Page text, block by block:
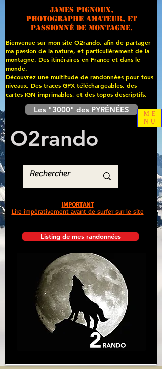
James PIGNOUX,
photographe amateur, et
passionné de montagne.
Bienvenue sur mon site O2rando, afin de partager
ma passion de la nature, et particulièrement de la
montagne. Des itinéraires en France et dans le
monde.
Découvrez une multitude de randonnées pour tous
niveaux. Des traces GPX téléchargeables, des
cartes IGN imprimables, et des topos descriptifs.
Les "3000" des PYRÉNÉES
O2rando
Listing de mes randonnées
IMPORTANT
Lire impérativement avant de surfer sur le site
ME
NU